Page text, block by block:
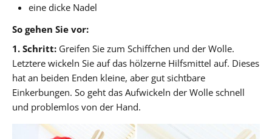
eine dicke Nadel
So gehen Sie vor:
1. Schritt: Greifen Sie zum Schiffchen und der Wolle.
Letztere wickeln Sie auf das hölzerne Hilfsmittel auf. Dieses
hat an beiden Enden kleine, aber gut sichtbare
Einkerbungen. So geht das Aufwickeln der Wolle schnell
und problemlos von der Hand.